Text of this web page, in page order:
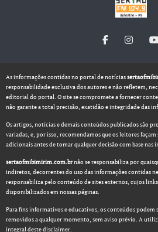
As informações contidas no portal de notícias
responsabilidade exclusiva dos autores e não refletem,
editorial do portal. O site se compromete a fornecer
não garante a total precisão, exatidão e integridade das
Os artigos, notícias e demais conteúdos publicados são
variadas, e, por isso, recomendamos que os leitores
adicionais antes de tomar qualquer decisão com base nas
sertaofmibimirim.com.brnão se responsabiliza por
indiretos, decorrentes do uso das informações contidas
responsabiliza pelo conteúdo de sites externos, cujos
disponibilizados em nossas páginas.
Para fins informativos e educativos, os conteúdos podem
removidos a qualquer momento, sem aviso prévio. A
integral deste disclaimer.